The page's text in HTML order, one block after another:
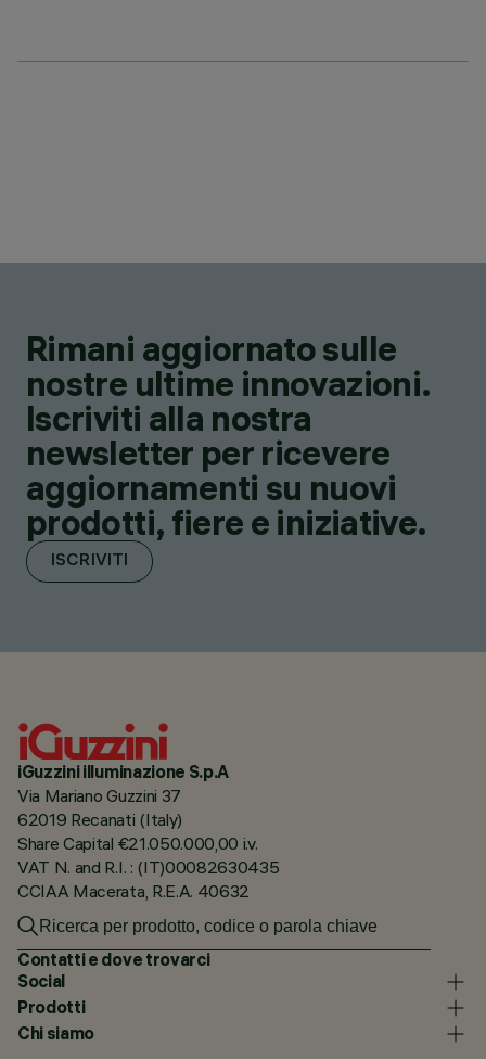
Rimani aggiornato sulle
nostre ultime innovazioni.
Iscriviti alla nostra
newsletter per ricevere
aggiornamenti su nuovi
prodotti, fiere e iniziative.
ISCRIVITI
iGuzzini illuminazione S.p.A
Via Mariano Guzzini 37
62019 Recanati (Italy)
Share Capital €21.050.000,00 i.v.
VAT N. and R.I. : (IT)00082630435
CCIAA Macerata, R.E.A. 40632
Contatti e dove trovarci
Social
Prodotti
Chi siamo